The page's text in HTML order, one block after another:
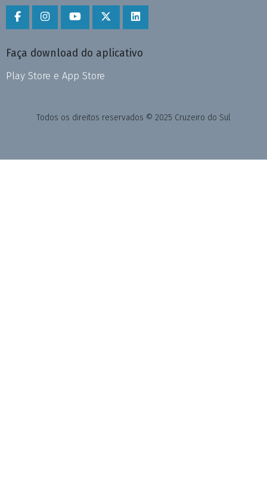
Faça download do aplicativo
Play Store e App Store
Todos os direitos reservados © 2025 Cruzeiro do Sul